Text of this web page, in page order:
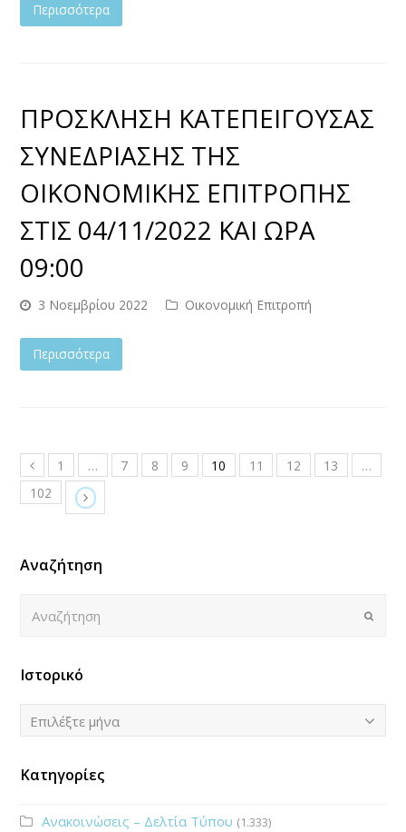
Περισσότερα
ΠΡΟΣΚΛΗΣΗ ΚΑΤΕΠΕΙΓΟΥΣΑΣ
ΣΥΝΕΔΡΙΑΣΗΣ ΤΗΣ
ΟΙΚΟΝΟΜΙΚΗΣ ΕΠΙΤΡΟΠΗΣ
ΣΤΙΣ 04/11/2022 ΚΑΙ ΩΡΑ
09:00
3 Νοεμβρίου 2022 Οικονομική Επιτροπή
Περισσότερα
1 … 7 8 9 10 11 12 13
…
102
Αναζήτηση
Submit
Ιστορικό
Ιστορικό
Επιλέξτε μήνα
Κατηγορίες
Ανακοινώσεις – Δελτία Τύπου (1.333)